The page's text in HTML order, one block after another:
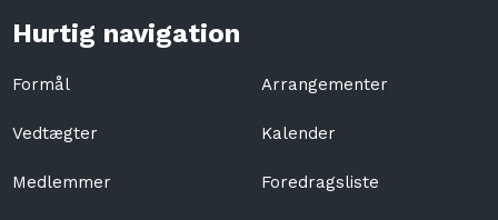
Hurtig navigation
Formål
Vedtægter
​Medlemmer
Arrangementer​
​Kalender
Foredragsliste